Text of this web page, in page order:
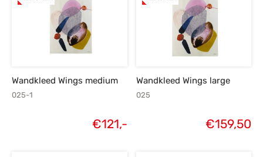
Wandkleed Wings medium
025-1
€121,-
Wandkleed Wings large
025
€159,50